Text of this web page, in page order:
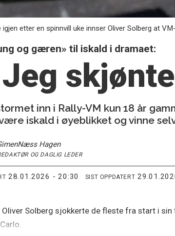
igjen etter en spinnvill uke innser Oliver Solberg at
og gæren» til iskald i dramaet:
inn i Rally-VM kun 18 år
iskald i øyeblikket og vinne
Næss Hagen
OG DAGLIG LEDER
28.01.2026 - 20:30 SIST OPPDATERT
Oliver Solberg sjokkerte de fleste fra start i